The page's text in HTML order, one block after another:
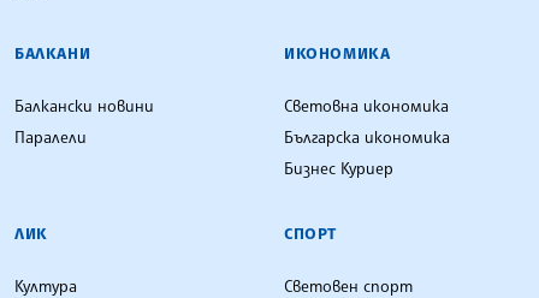
БАЛКАНИ
Балкански новини
Паралели
ИКОНОМИКА
Световна икономика
Българска икономика
Бизнес Куриер
ЛИК
Култура
СПОРТ
Световен спорт